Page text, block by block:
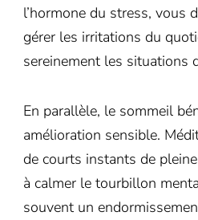
l’hormone du stress, vous
gérer les irritations du
sereinement les situations
En parallèle, le sommeil
amélioration sensible.
de courts instants de
à calmer le tourbillon
souvent un